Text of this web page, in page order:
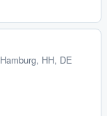
Hamburg, HH, DE